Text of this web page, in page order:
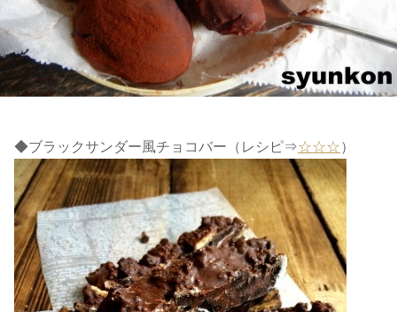
◆ブラックサンダー風チョコバー（レシピ⇒☆☆☆）